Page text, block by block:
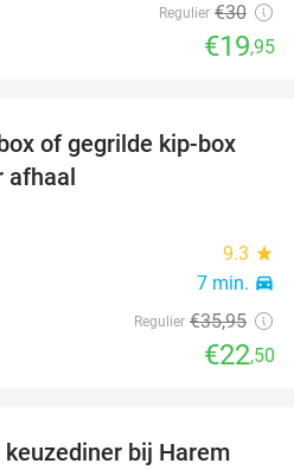
Regulier €30
€19,95
37%
of gegrilde kip-box
afhaal
9.3 star
7 min. directions_car
Regulier €35,95
€22,50
45%
bij Harem